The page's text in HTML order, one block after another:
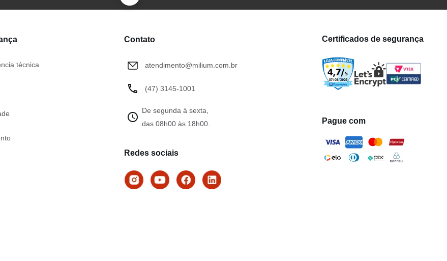
técnica
Contato
atendimento@milium.com.br
(47) 3145-1001
De segunda à sexta,
das 08h00 às 18h00.
Redes sociais
Certificados de segurança
Pague com